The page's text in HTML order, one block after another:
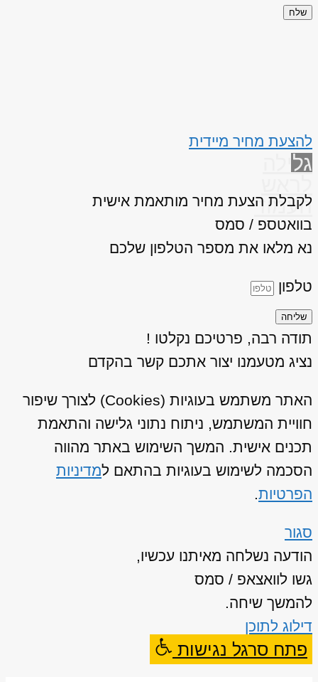
שלח
להצעת מחיר מיידית
גלילה
העמוד
לקבלת הצעת מחיר מותאמת אישית
בוואטספ / סמס
נא מלאו את מספר הטלפון שלכם
טלפון
שליחה
תודה רבה, פרטיכם נקלטו !
נציג מטעמנו יצור אתכם קשר בהקדם
האתר משתמש בעוגיות (Cookies) לצורך שיפור
חוויית המשתמש, ניתוח נתוני גלישה והתאמת
תכנים אישית. המשך השימוש באתר מהווה
הסכמה לשימוש בעוגיות בהתאם למדיניות
הפרטיות.
סגור
הודעה נשלחה מאיתנו עכשיו,
גשו לוואצאפ / סמס
להמשך שיחה.
דילוג לתוכן
פתח סרגל נגישות